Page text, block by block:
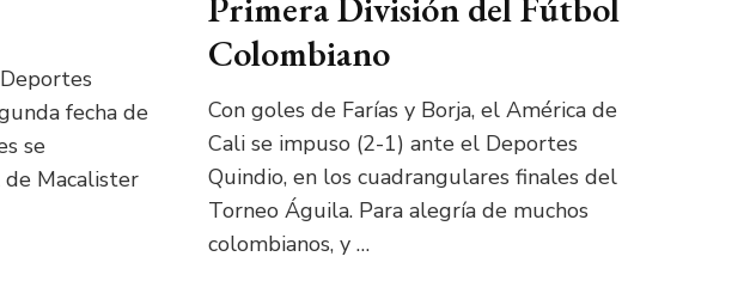
fecha de
se
Macalister
Primera División del Fútbol
Colombiano
Con goles de Farías y Borja, el América de
Cali se impuso (2-1) ante el Deportes
Quindio, en los cuadrangulares finales del
Torneo Águila. Para alegría de muchos
colombianos, y …